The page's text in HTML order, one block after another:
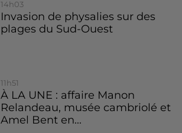
14h03
Invasion de physalies sur des
plages du Sud-Ouest
11h51
À LA UNE : affaire Manon
Relandeau, musée cambriolé et
Amel Bent en...